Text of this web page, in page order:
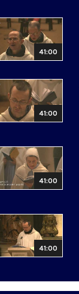
41:00
41:00
41:00
41:00